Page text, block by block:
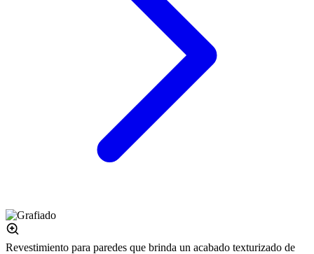
Revestimiento para paredes que brinda un acabado texturizado de